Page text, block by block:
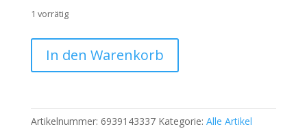
1 vorrätig
O'Polo
Herren
Polohemd
Blau
In den Warenkorb
Artikelnummer: 6939143337 Kategorie: Alle Artikel